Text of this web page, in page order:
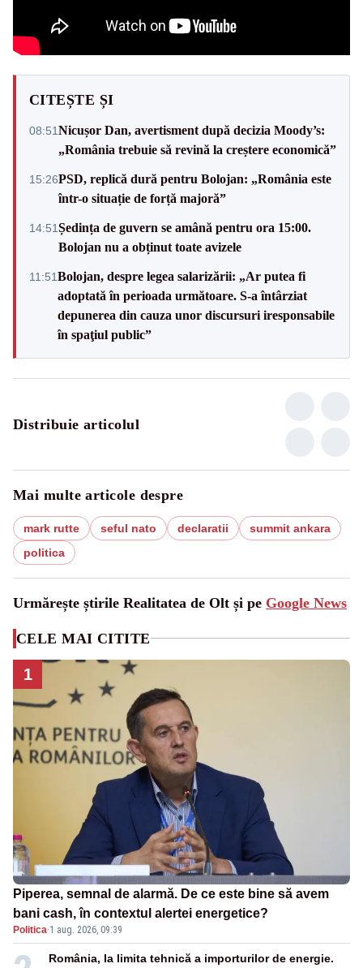
CITEȘTE ȘI
08:51Nicușor Dan, avertisment după decizia Moody’s:
„România trebuie să revină la creștere economică”
15:26PSD, replică dură pentru Bolojan: „România este
într-o situație de forță majoră”
14:51Ședința de guvern se amână pentru ora 15:00.
Bolojan nu a obținut toate avizele
11:51Bolojan, despre legea salarizării: „Ar putea fi
adoptată în perioada următoare. S-a întârziat
depunerea din cauza unor discursuri iresponsabile
în spaţiul public”
Distribuie articolul
Mai multe articole despre
mark rutte seful nato declaratii
summit ankara
politica
Urmărește știrile Realitatea de Olt și pe Google News
CELE MAI CITITE
1
Piperea, semnal de alarmă. De ce este bine să avem
bani cash, în contextul alertei energetice?
Politica·1 aug. 2026, 09:39
România, la limita tehnică a importurilor de energie.